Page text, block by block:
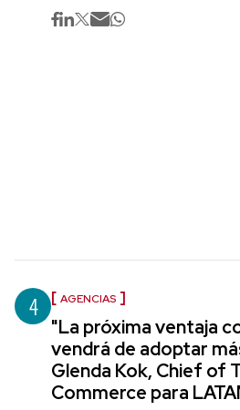
4 AGENCIAS
"La próxima ventaja
vendrá de adoptar
Glenda Kok, Chief of
Commerce para